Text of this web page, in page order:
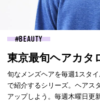
BEAUTY
東京最旬ヘアカタ
旬なメンズヘアを毎週1スタ
で紹介するシリーズ。ヘアス
アップしよう。毎週木曜日更新